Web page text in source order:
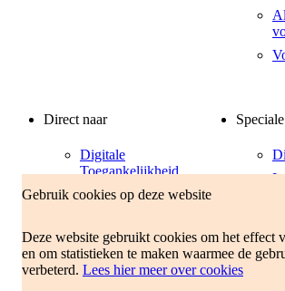
Gebruik cookies op deze website
Deze website gebruikt cookies om het effect
en om statistieken te maken waarmee de
verbeterd. Lees hier meer over cookies
Direct naar
Digitale
Toegankelijkheid
Hulp bij inloggen
site
Sociale media
Uitleenreglement